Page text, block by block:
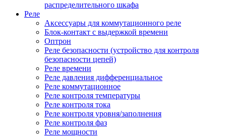
распределительного шкафа
Реле
Аксессуары для коммутационного реле
Блок-контакт с выдержкой времени
Оптрон
Реле безопасности (устройство для контроля
безопасности цепей)
Реле времени
Реле давления дифференциальное
Реле коммутационное
Реле контроля температуры
Реле контроля тока
Реле контроля уровня/заполнения
Реле контроля фаз
Реле мощности